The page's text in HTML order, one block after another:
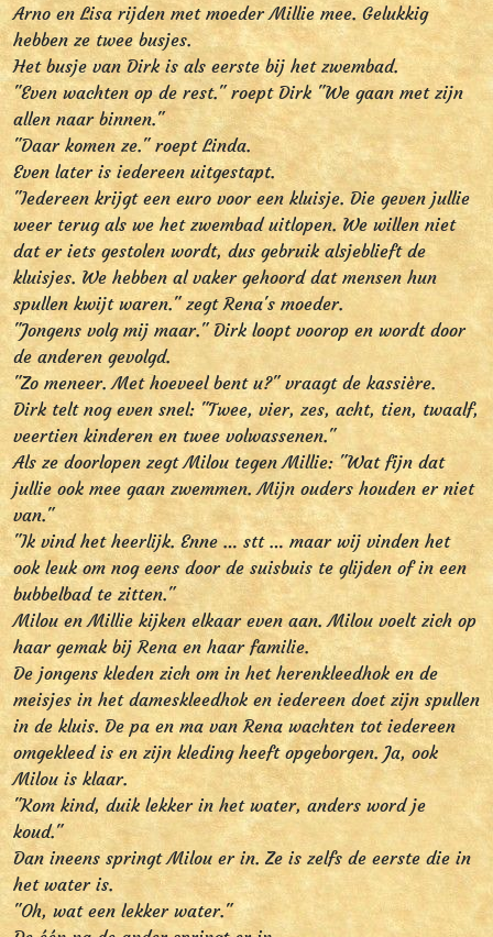
Arno en Lisa rijden met moeder Millie mee. Gelukkig
hebben ze twee busjes.
Het busje van Dirk is als eerste bij het zwembad.
"Even wachten op de rest." roept Dirk "We gaan met zijn
allen naar binnen."
"Daar komen ze." roept Linda.
Even later is iedereen uitgestapt.
"Iedereen krijgt een euro voor een kluisje. Die geven jullie
weer terug als we het zwembad uitlopen. We willen niet
dat er iets gestolen wordt, dus gebruik alsjeblieft de
kluisjes. We hebben al vaker gehoord dat mensen hun
spullen kwijt waren." zegt Rena's moeder.
"Jongens volg mij maar." Dirk loopt voorop en wordt door
de anderen gevolgd.
"Zo meneer. Met hoeveel bent u?" vraagt de kassière.
Dirk telt nog even snel: "Twee, vier, zes, acht, tien, twaalf,
veertien kinderen en twee volwassenen."
Als ze doorlopen zegt Milou tegen Millie: "Wat fijn dat
jullie ook mee gaan zwemmen. Mijn ouders houden er niet
van."
"Ik vind het heerlijk. Enne … stt … maar wij vinden het
ook leuk om nog eens door de suisbuis te glijden of in een
bubbelbad te zitten."
Milou en Millie kijken elkaar even aan. Milou voelt zich op
haar gemak bij Rena en haar familie.
De jongens kleden zich om in het herenkleedhok en de
meisjes in het dameskleedhok en iedereen doet zijn spullen
in de kluis. De pa en ma van Rena wachten tot iedereen
omgekleed is en zijn kleding heeft opgeborgen. Ja, ook
Milou is klaar.
"Kom kind, duik lekker in het water, anders word je
koud."
Dan ineens springt Milou er in. Ze is zelfs de eerste die in
het water is.
"Oh, wat een lekker water."